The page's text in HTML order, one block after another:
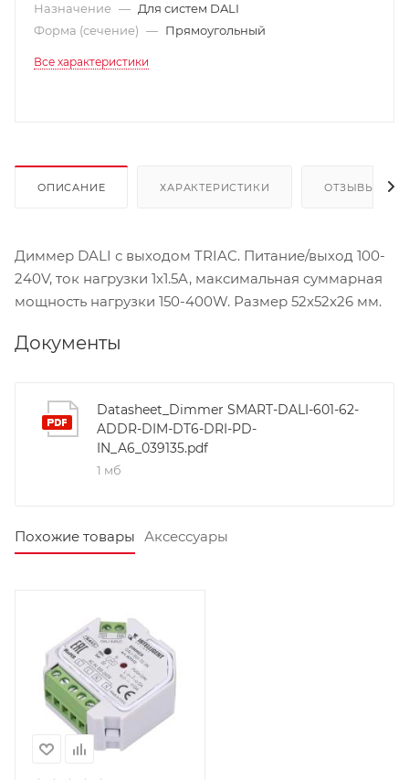
Назначение — Для систем DALI
Форма (сечение) — Прямоугольный
Все характеристики
ОПИСАНИЕ ХАРАКТЕРИСТИКИ ОТЗЫВЫ
Диммер DALI с выходом TRIAC. Питание/выход 100-
240V, ток нагрузки 1x1.5A, максимальная суммарная
мощность нагрузки 150-400W. Размер 52x52x26 мм.
Документы
Datasheet_Dimmer SMART-DALI-601-62-
ADDR-DIM-DT6-DRI-PD-
IN_A6_039135.pdf
1 мб
Похожие товары Аксессуары